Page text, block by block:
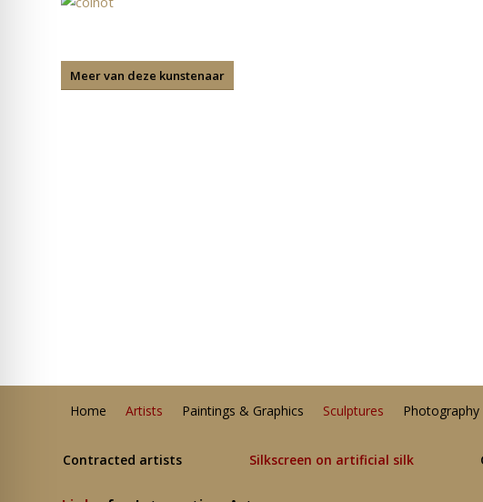
Meer van deze kunstenaar
Home Artists Paintings & Graphics Sculptures Photography
Contracted artists Silkscreen on artificial silk